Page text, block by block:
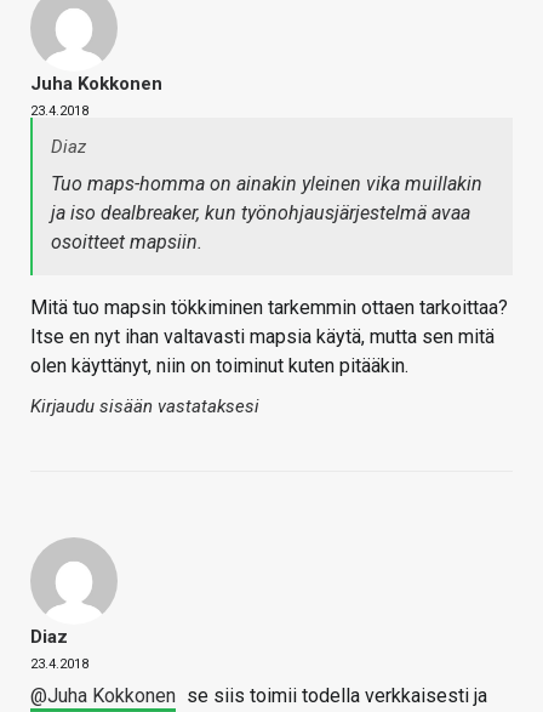
Juha Kokkonen
23.4.2018
Diaz
Tuo maps-homma on ainakin yleinen vika muillakin
ja iso dealbreaker, kun työnohjausjärjestelmä avaa
osoitteet mapsiin.
Mitä tuo mapsin tökkiminen tarkemmin ottaen tarkoittaa?
Itse en nyt ihan valtavasti mapsia käytä, mutta sen mitä
olen käyttänyt, niin on toiminut kuten pitääkin.
Kirjaudu sisään vastataksesi
Diaz
23.4.2018
@Juha Kokkonen se siis toimii todella verkkaisesti ja